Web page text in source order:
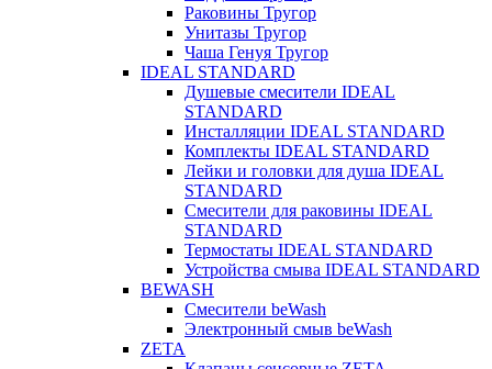
Раковины Тругор
Унитазы Тругор
Чаша Генуя Тругор
IDEAL STANDARD
Душевые смесители IDEAL
STANDARD
Инсталляции IDEAL STANDARD
Комплекты IDEAL STANDARD
Лейки и головки для душа IDEAL
STANDARD
Смесители для раковины IDEAL
STANDARD
Термостаты IDEAL STANDARD
Устройства смыва IDEAL STANDARD
BEWASH
Смесители beWash
Электронный смыв beWash
ZETA